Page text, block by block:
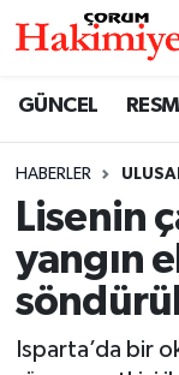
GÜNCEL
HABERLER
Lisenin
yangın
Isparta’da bir
SAĞLIK
ASAYİŞ
EKONOMİ
Nöbetçi
Çorum
Trafik
Süper Lig